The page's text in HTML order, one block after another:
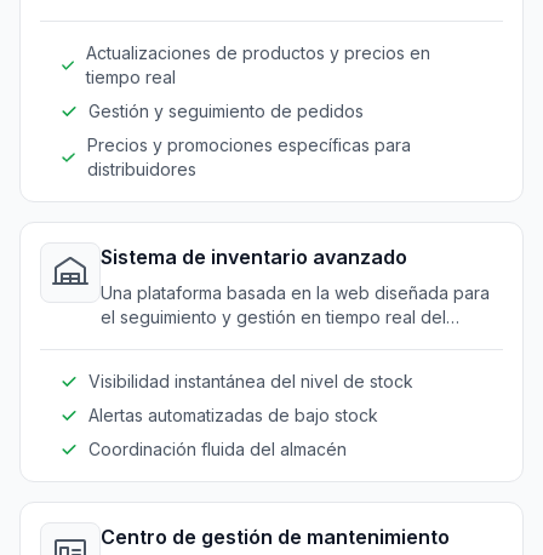
Actualizaciones de productos y precios en
tiempo real
Gestión y seguimiento de pedidos
Precios y promociones específicas para
distribuidores
Sistema de inventario avanzado
Una plataforma basada en la web diseñada para
el seguimiento y gestión en tiempo real del
Visibilidad instantánea del nivel de stock
Alertas automatizadas de bajo stock
Coordinación fluida del almacén
Centro de gestión de mantenimiento